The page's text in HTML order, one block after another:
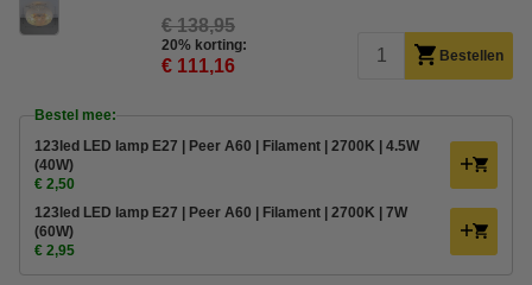
€ 138,95
20% korting:
€ 111,16 Bestellen
Bestel mee:
123led LED lamp E27 | Peer A60 | Filament | 2700K | 4.5W
(40W)
€ 2,50
123led LED lamp E27 | Peer A60 | Filament | 2700K | 7W
(60W)
€ 2,95